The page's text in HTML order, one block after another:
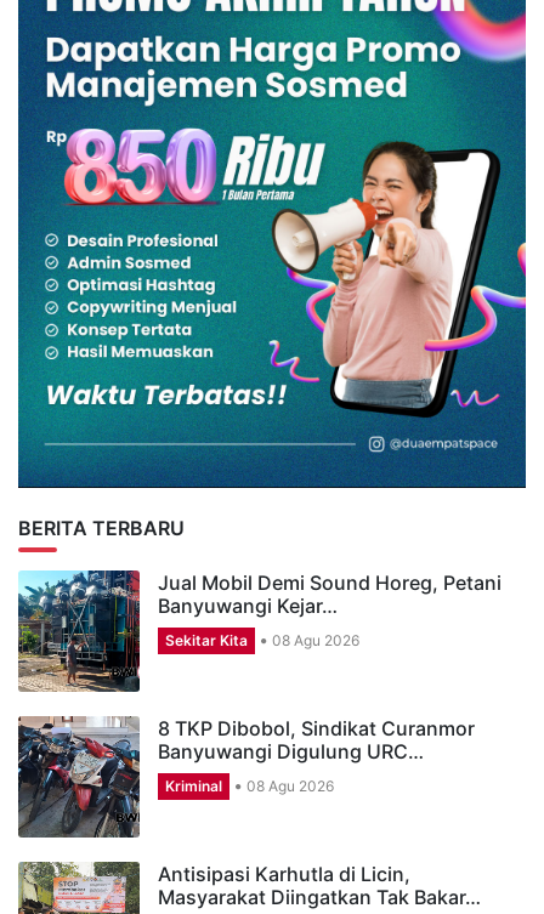
BERITA TERBARU
Jual Mobil Demi Sound Horeg, Petani
Banyuwangi Kejar…
Sekitar Kita 08 Agu 2026
8 TKP Dibobol, Sindikat Curanmor
Banyuwangi Digulung URC…
Kriminal 08 Agu 2026
Antisipasi Karhutla di Licin,
Masyarakat Diingatkan Tak Bakar…